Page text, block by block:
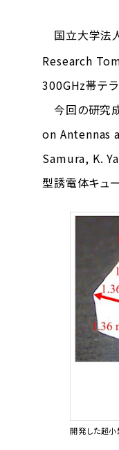
国立大学法
Research
300GHz帯テラ
今回の研究
on Antennas
Samura, K.
型誘電体キュ
開発した超小